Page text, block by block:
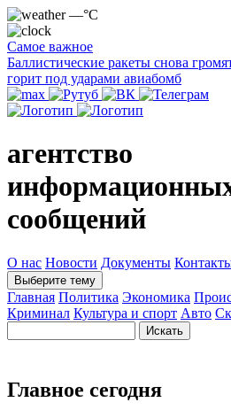
—°C
Самое важное
Баллистические ракеты снова
горит под ударами авиабомб
агентство
сообщений
О нас Новости Документы
Выберите тему
Главная Политика Экономика
Криминал Культура и спорт Авто
Главное сегодня